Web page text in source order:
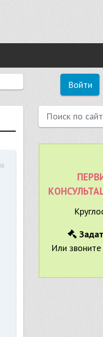
Войти
Или